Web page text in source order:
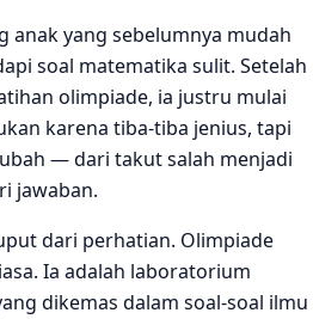
sains untuk anak SD dan SMP?
dulu sebelum ikut olimpiade
anak untuk ikut
anak yang sebelumnya mudah
soal matematika sulit. Setelah
olimpiade, ia justru mulai
karena tiba-tiba jenius, tapi
— dari takut salah menjadi
jawaban.
dari perhatian. Olimpiade
Ia adalah laboratorium
dikemas dalam soal-soal ilmu